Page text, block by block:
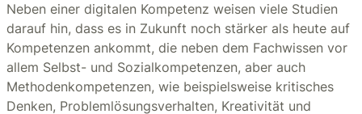
Neben einer digitalen Kompetenz weisen viele Studien
darauf hin, dass es in Zukunft noch stärker als heute auf
Kompetenzen ankommt, die neben dem Fachwissen vor
allem Selbst- und Sozialkompetenzen, aber auch
Methodenkompetenzen, wie beispielsweise kritisches
Denken, Problemlösungsverhalten, Kreativität und